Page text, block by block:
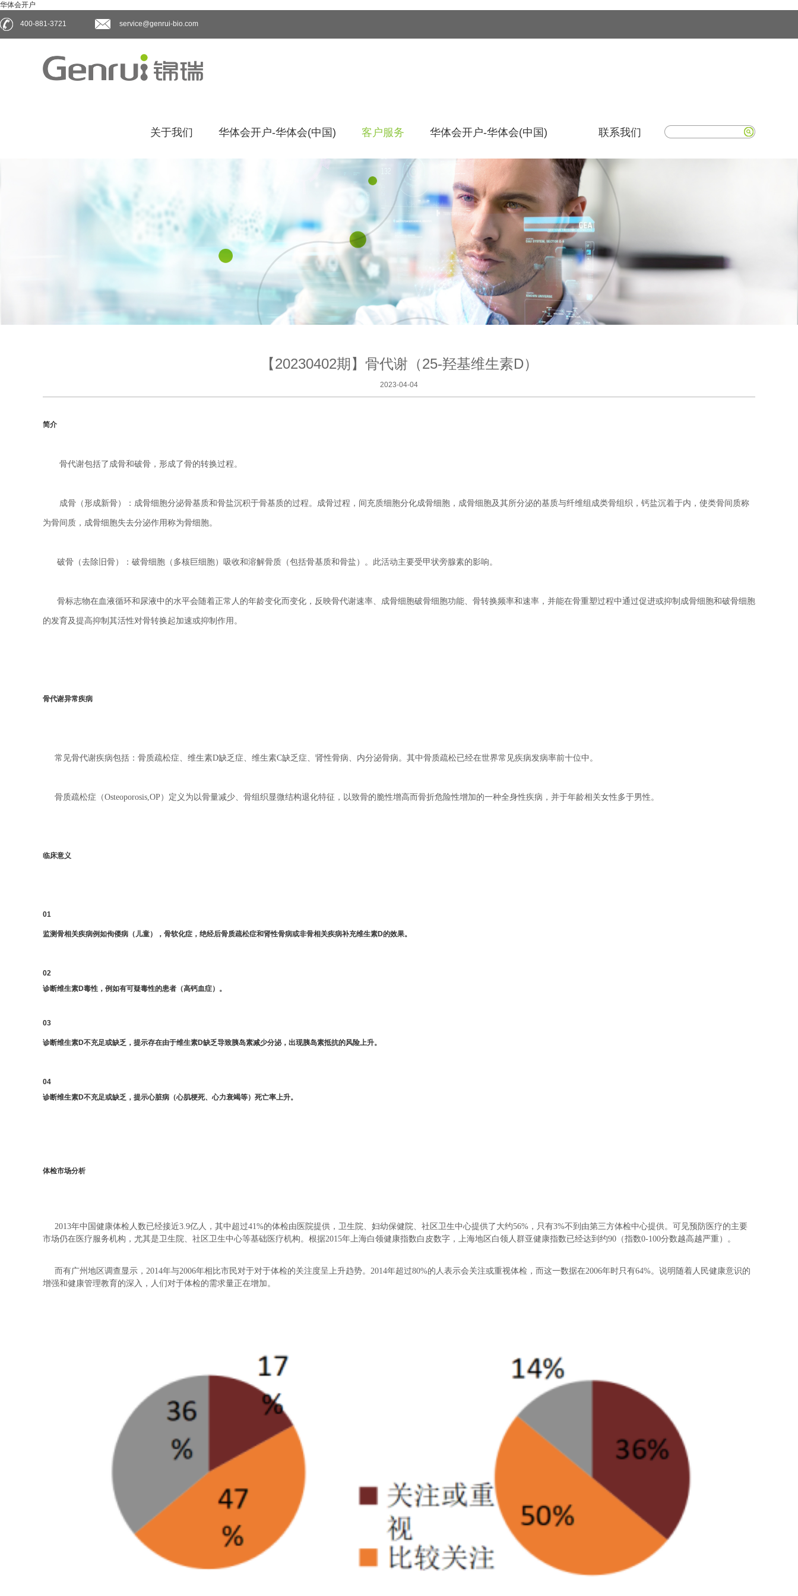
华体会开户
400-881-3721 service@genrui-bio.com
关于我们 华体会开户-华体会(中国) 客户服务 华体会开户-华体会(中国) 联系我们
【20230402期】骨代谢（25-羟基维生素D）
2023-04-04
简介
骨代谢包括了成骨和破骨，形成了骨的转换过程。
成骨（形成新骨）： 成骨细胞分泌骨基质和骨盐沉积于骨基质的过程。 成骨过程，间充质细胞分化成骨细胞，成骨细胞及其所分泌的基质与纤维组成类骨组织，钙盐沉着于内，使类骨间质称
为骨间质，成骨细胞失去分泌作用称为骨细胞。
破骨（去除旧骨）： 破骨细胞（多核巨细胞）吸收和溶解骨质（包括骨基质和骨盐）。 此活动主要受甲状旁腺素的影响。
骨标志物在血液循环和尿液中的水平会随着正常人的年龄变化而变化，反映骨代谢速率、成骨细胞破骨细胞功能、骨转换频率和速率，并能在骨重塑过程中通过促进或抑制成骨细胞和破骨细胞
的发育及提高抑制其活性对骨转换起加速或抑制作用。
骨代谢异常疾病
常见骨代谢疾病包括：骨质疏松症、维生素D缺乏症、维生素C缺乏症、肾性骨病、内分泌骨病。其中骨质疏松已经在世界常见疾病发病率前十位中。
骨质疏松症（Osteoporosis,OP）定义为以骨量减少、骨组织显微结构退化特征，以致骨的脆性增高而骨折危险性增加的一种全身性疾病，并于年龄相关女性多于男性。
临床意义
01
监测骨相关疾病例如佝偻病（儿童），骨软化症，绝经后骨质疏松症和肾性骨病或非骨相关疾病补充维生素D的效果。
02
诊断维生素D毒性，例如有可疑毒性的患者（高钙血症）。
03
诊断维生素D不充足或缺乏，提示存在由于维生素D缺乏导致胰岛素减少分泌，出现胰岛素抵抗的风险上升。
04
诊断维生素D不充足或缺乏，提示心脏病（心肌梗死、心力衰竭等）死亡率上升。
体检市场分析
2013年中国健康体检人数已经接近3.9亿人，其中超过41%的体检由医院提供，卫生院、妇幼保健院、社区卫生中心提供了大约56%，只有3%不到由第三方体检中心提供。可见预防医疗的主要
市场仍在医疗服务机构，尤其是卫生院、社区卫生中心等基础医疗机构。根据2015年上海白领健康指数白皮数字，上海地区白领人群亚健康指数已经达到约90（指数0-100分数越高越严重）。
而有广州地区调查显示，2014年与2006年相比市民对于对于体检的关注度呈上升趋势。2014年超过80%的人表示会关注或重视体检，而这一数据在2006年时只有64%。说明随着人民健康意识的
增强和健康管理教育的深入，人们对于体检的需求量正在增加。